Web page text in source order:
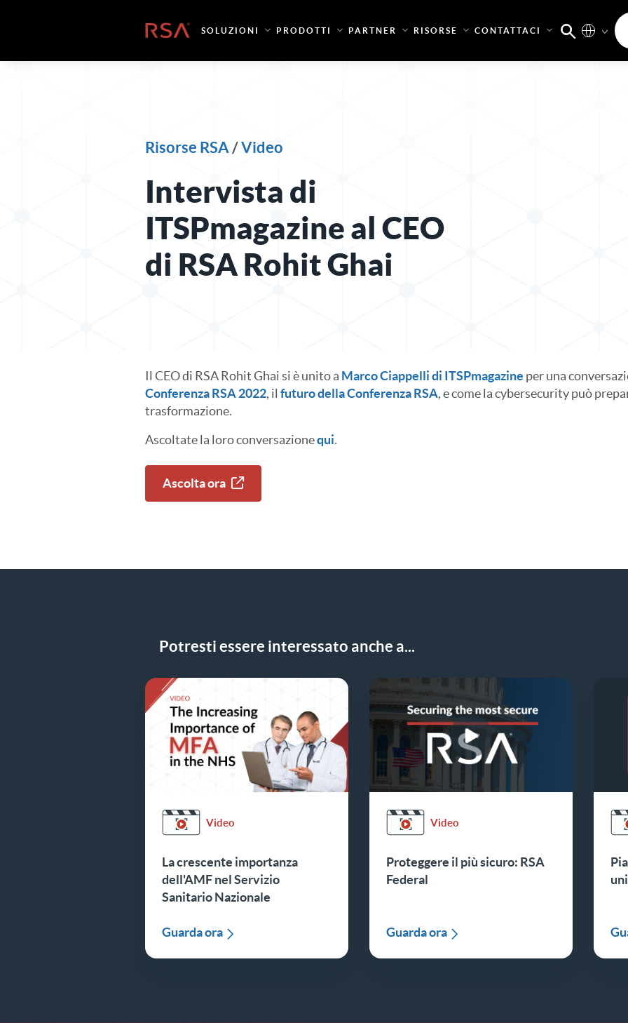
Casa SOLUZIONI PRODOTTI PARTNER RISORSE CONTATTACI
Risorse RSA /Video
Intervista di
ITSPmagazine al CEO
di RSA Rohit Ghai
Il CEO di RSA Rohit Ghai si è unito a Marco Ciappelli di ITSPmagazine per una
Conferenza RSA 2022, il futuro della Conferenza RSA, e come la cybersecurity può
trasformazione.
Ascoltate la loro conversazionequi.
Ascolta ora
Potresti essere interessato anche a...
Video
La crescente importanza
dell'AMF nel Servizio
Sanitario Nazionale
Guarda ora
Video
Proteggere il più sicuro: RSA
Federal
Guarda ora